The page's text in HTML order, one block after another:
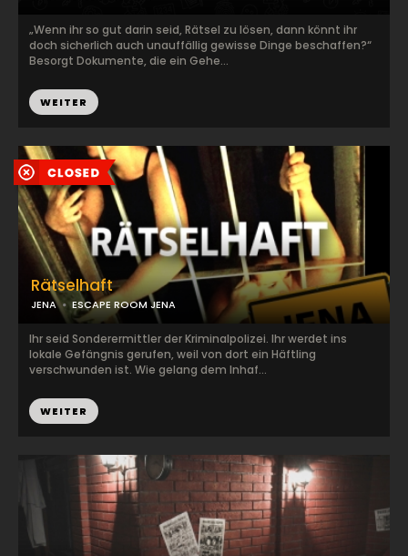
Rätselhaft
JENA ESCAPE ROOM JENA
Ihr seid Sonderermittler der Kriminalpolizei. Ihr werdet ins
lokale Gefängnis gerufen, weil von dort ein Häftling
verschwunden ist. Wie gelang dem Inhaf...
WEITER
„Wenn ihr so gut darin seid, Rätsel zu lösen, dann könnt ihr
doch sicherlich auch unauffällig gewisse Dinge beschaffen?“
Besorgt Dokumente, die ein Gehe...
WEITER